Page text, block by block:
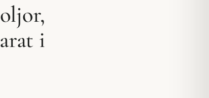
i